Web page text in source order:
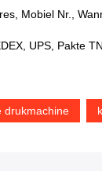
Mobiel Nr.,
UPS, Pakte
drukmachine